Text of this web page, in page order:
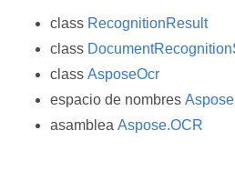
class RecognitionResult
class
class AsposeOcr
espacio de nombres
asamblea Aspose.OCR